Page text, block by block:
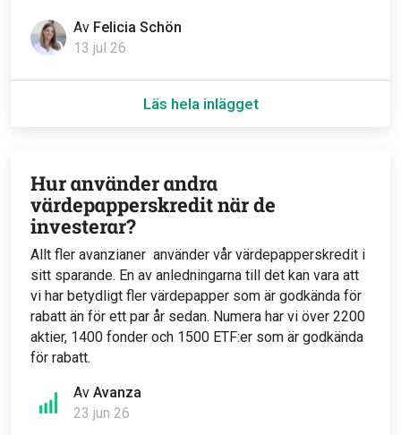
Av Felicia Schön
13 jul 26
Läs hela inlägget
Av Avanza
23 jun 26
Hur använder andra
värdepapperskredit när de
investerar?
Allt fler avanzianer använder vår värdepapperskredit i
sitt sparande. En av anledningarna till det kan vara att
vi har betydligt fler värdepapper som är godkända för
rabatt än för ett par år sedan. Numera har vi över 2200
aktier, 1400 fonder och 1500 ETF:er som är godkända
för rabatt.